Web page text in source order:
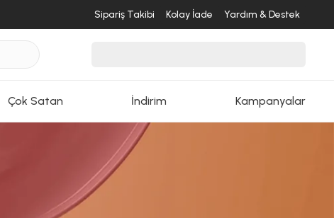
Sipariş Takibi Kolay İade Yardım & Destek
Çok Satan İndirim Kampanyalar